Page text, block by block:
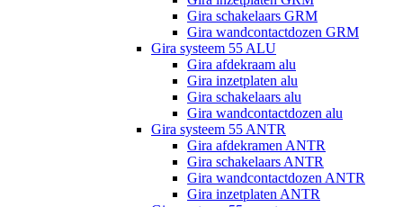
Gira schakelaars GRM
Gira wandcontactdozen GRM
Gira systeem 55 ALU
Gira afdekraam alu
Gira inzetplaten alu
Gira schakelaars alu
Gira wandcontactdozen alu
Gira systeem 55 ANTR
Gira afdekramen ANTR
Gira schakelaars ANTR
Gira wandcontactdozen ANTR
Gira inzetplaten ANTR